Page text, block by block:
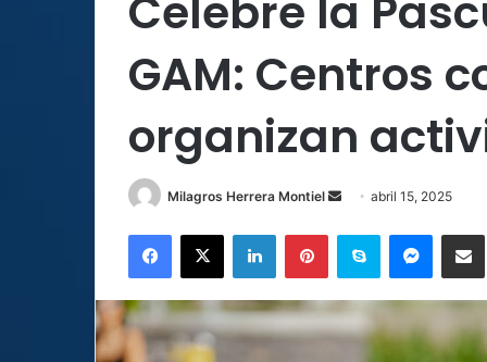
Celebre la
GAM: Centros
organizan
Milagros Herrera Montiel
Send
email
abril 15, 2025
Facebook
X LinkedInPinterestSkype